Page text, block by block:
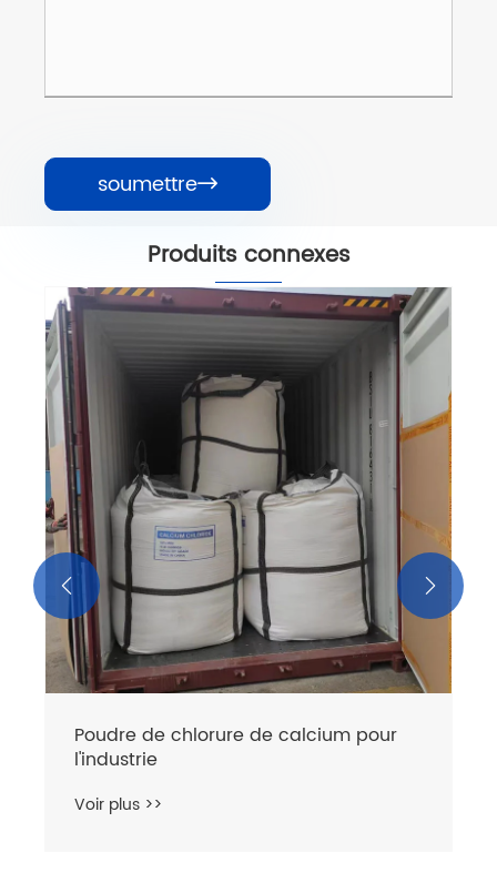
soumettre
Produits connexes
Poudre de chlorure de calcium de
haute pureté
Voir plus >>
 